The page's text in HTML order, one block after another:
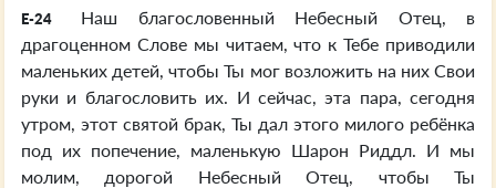
E-24
Наш благословенный Небесный Отец, в
драгоценном Слове мы читаем, что к Тебе приводили
маленьких детей, чтобы Ты мог возложить на них Свои
руки и благословить их. И сейчас, эта пара, сегодня
утром, этот святой брак, Ты дал этого милого ребёнка
под их попечение, маленькую Шарон Риддл. И мы
молим, дорогой Небесный Отец, чтобы Ты